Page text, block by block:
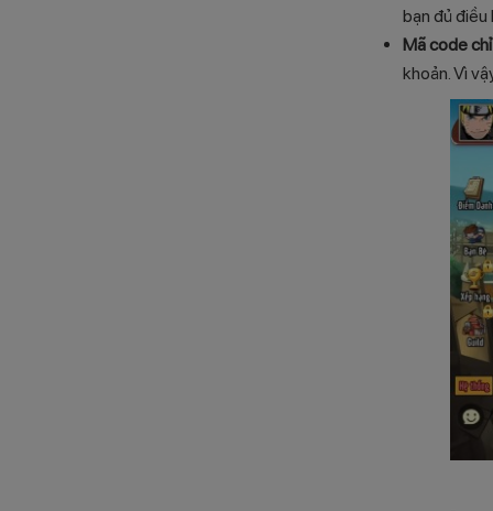
bạn đủ điều
Mã code
khoản. Vì